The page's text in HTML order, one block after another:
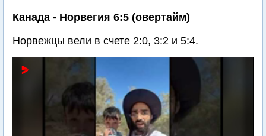
Канада - Норвегия 6:5 (овертайм)
Норвежцы вели в счете 2:0, 3:2 и 5:4.